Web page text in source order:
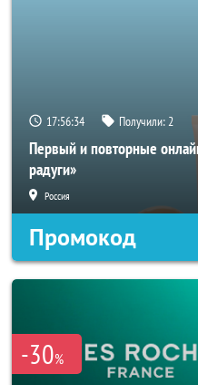
17:56:32 Получили:2
Первый и повторные
радуги»
Россия
Промокод
-30%